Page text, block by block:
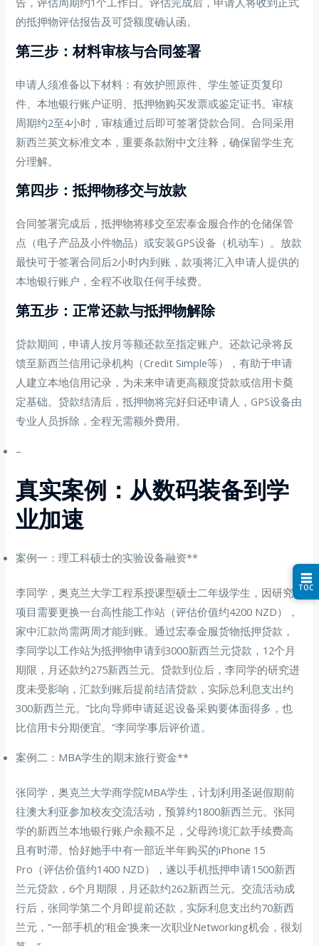
的抵押物评估报告及可贷额度确认函。
第三步：材料审核与合同签署
申请人须准备以下材料：有效护照原件、学生签证页复印
件、本地银行账户证明、抵押物购买发票或鉴定证书。审核
周期约2至4小时，审核通过后即可签署贷款合同。合同采用
新西兰英文标准文本，重要条款附中文注释，确保留学生充
分理解。
第四步：抵押物移交与放款
合同签署完成后，抵押物将移交至宏泰金服合作的仓储保管
点（电子产品及小件物品）或安装GPS设备（机动车）。放款
最快可于签署合同后2小时内到账，款项将汇入申请人提供的
本地银行账户，全程不收取任何手续费。
第五步：正常还款与抵押物解除
贷款期间，申请人按月等额还款至指定账户。还款记录将反
馈至新西兰信用记录机构（Credit Simple等），有助于申请
人建立本地信用记录，为未来申请更高额度贷款或信用卡奠
定基础。贷款结清后，抵押物将完好归还申请人，GPS设备由
专业人员拆除，全程无需额外费用。
–
真实案例：从数码装备到学
业加速
案例一：理工科硕士的实验设备融资**
李同学，奥克兰大学工程系授课型硕士二年级学生，因研究
项目需要更换一台高性能工作站（评估价值约4200 NZD），
家中汇款尚需两周才能到账。通过宏泰金服货物抵押贷款，
李同学以工作站为抵押物申请到3000新西兰元贷款，12个月
期限，月还款约275新西兰元。贷款到位后，李同学的研究进
度未受影响，汇款到账后提前结清贷款，实际总利息支出约
300新西兰元。”比向导师申请延迟设备采购要体面得多，也
比信用卡分期便宜。”李同学事后评价道。
案例二：MBA学生的期末旅行资金**
张同学，奥克兰大学商学院MBA学生，计划利用圣诞假期前
往澳大利亚参加校友交流活动，预算约1800新西兰元。张同
学的新西兰本地银行账户余额不足，父母跨境汇款手续费高
且有时滞。恰好她手中有一部近半年购买的iPhone 15
Pro（评估价值约1400 NZD），遂以手机抵押申请1500新西
兰元贷款，6个月期限，月还款约262新西兰元。交流活动成
行后，张同学第二个月即提前还款，实际利息支出约70新西
兰元，”一部手机的’租金’换来一次职业Networking机会，很划
☰
TOC